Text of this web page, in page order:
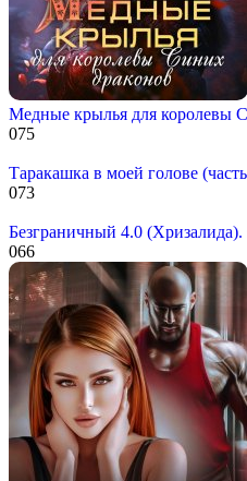
Медные крылья для королевы
075
Таракашка в моей голове
073
Безграничный 4.0
066